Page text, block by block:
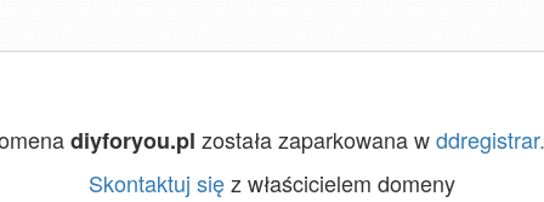
diyforyou.pl została zaparkowana w
Skontaktuj sięz właścicielem domeny